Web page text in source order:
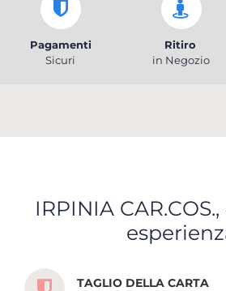
Pagamenti
Sicuri
Ritiro
in Negozio
IRPINIA
Scopri tutti i servizi che ti
TAGLIO DELLA CARTA